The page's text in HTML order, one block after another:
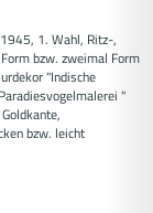
1. Wahl, Ritz-,
bzw. zweimal Form
"Indische
"
bzw. leicht